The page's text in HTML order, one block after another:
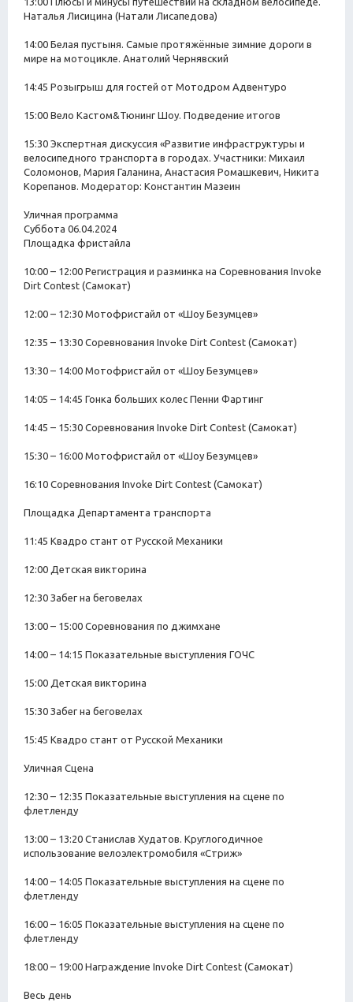
Наталья Лисицина (Натали Лисапедова)
14:00 Белая пустыня. Самые протяжённые зимние дороги в
мире на мотоцикле. Анатолий Чернявский
14:45 Розыгрыш для гостей от Мотодром Адвентуро
15:00 Вело Кастом&Тюнинг Шоу. Подведение итогов
15:30 Экспертная дискуссия «Развитие инфраструктуры и
велосипедного транспорта в городах. Участники: Михаил
Соломонов, Мария Галанина, Анастасия Ромашкевич, Никита
Корепанов. Модератор: Константин Мазеин
Уличная программа
Суббота 06.04.2024
Площадка фристайла
10:00 – 12:00 Регистрация и разминка на Соревнования Invoke
Dirt Contest (Самокат)
12:00 – 12:30 Мотофристайл от «Шоу Безумцев»
12:35 – 13:30 Соревнования Invoke Dirt Contest (Самокат)
13:30 – 14:00 Мотофристайл от «Шоу Безумцев»
14:05 – 14:45 Гонка больших колес Пенни Фартинг
14:45 – 15:30 Соревнования Invoke Dirt Contest (Самокат)
15:30 – 16:00 Мотофристайл от «Шоу Безумцев»
16:10 Соревнования Invoke Dirt Contest (Самокат)
Площадка Департамента транспорта
11:45 Квадро стант от Русской Механики
12:00 Детская викторина
12:30 Забег на беговелах
13:00 – 15:00 Соревнования по джимхане
14:00 – 14:15 Показательные выступления ГОЧС
15:00 Детская викторина
15:30 Забег на беговелах
15:45 Квадро стант от Русской Механики
Уличная Сцена
12:30 – 12:35 Показательные выступления на сцене по
флетленду
13:00 – 13:20 Станислав Худатов. Круглогодичное
использование велоэлектромобиля «Стриж»
14:00 – 14:05 Показательные выступления на сцене по
флетленду
16:00 – 16:05 Показательные выступления на сцене по
флетленду
18:00 – 19:00 Награждение Invoke Dirt Contest (Самокат)
Весь день